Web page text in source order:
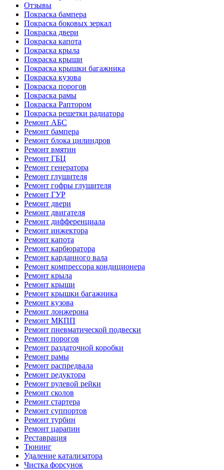
Отзывы
Покраска бампера
Покраска боковых зеркал
Покраска двери
Покраска капота
Покраска крыла
Покраска крыши
Покраска крышки багажника
Покраска кузова
Покраска порогов
Покраска рамы
Покраска Раптором
Покраска решетки радиатора
Ремонт АБС
Ремонт бампера
Ремонт блока цилиндров
Ремонт вмятин
Ремонт ГБЦ
Ремонт генератора
Ремонт глушителя
Ремонт гофры глушителя
Ремонт ГУР
Ремонт двери
Ремонт двигателя
Ремонт дифференциала
Ремонт инжектора
Ремонт капота
Ремонт карбюратора
Ремонт карданного вала
Ремонт компрессора кондиционера
Ремонт крыла
Ремонт крыши
Ремонт крышки багажника
Ремонт кузова
Ремонт лонжерона
Ремонт МКПП
Ремонт пневматической подвески
Ремонт порогов
Ремонт раздаточной коробки
Ремонт рамы
Ремонт распредвала
Ремонт редуктора
Ремонт рулевой рейки
Ремонт сколов
Ремонт стартера
Ремонт суппортов
Ремонт турбин
Ремонт царапин
Реставрация
Тюнинг
Удаление катализатора
Чистка форсунок